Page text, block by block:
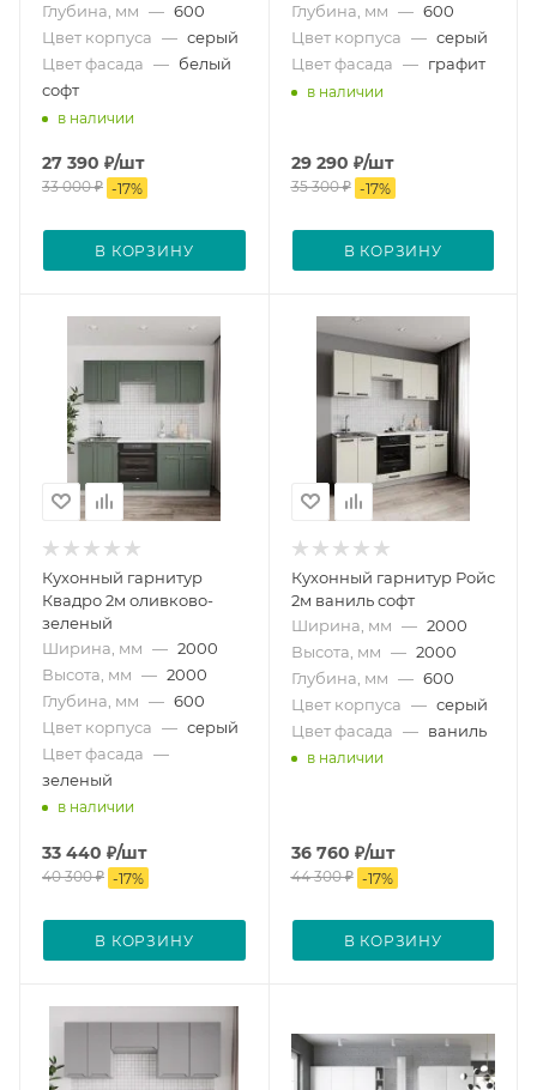
Глубина, мм — 600
Цвет корпуса — серый
Цвет фасада — белый
софт
в наличии
27 390 ₽/шт
33 000₽ -17%
В КОРЗИНУ
Глубина, мм — 600
Цвет корпуса — серый
Цвет фасада — графит
в наличии
29 290 ₽/шт
35 300₽ -17%
В КОРЗИНУ
Кухонный гарнитур
Квадро 2м оливково-
зеленый
Ширина, мм — 2000
Высота, мм — 2000
Глубина, мм — 600
Цвет корпуса — серый
Цвет фасада —
зеленый
в наличии
33 440 ₽/шт
40 300₽ -17%
В КОРЗИНУ
Кухонный гарнитур Ройс
2м ваниль софт
Ширина, мм — 2000
Высота, мм — 2000
Глубина, мм — 600
Цвет корпуса — серый
Цвет фасада — ваниль
в наличии
36 760 ₽/шт
44 300₽ -17%
В КОРЗИНУ